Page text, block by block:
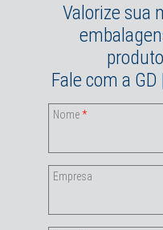
Valorize sua
Fale com a
Nome*
Empresa